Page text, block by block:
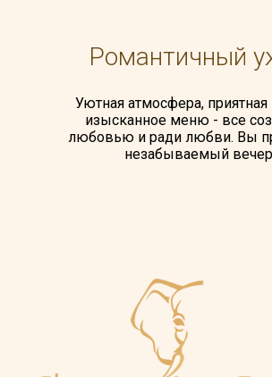
Романтичный
Уютная атмосфера,
изысканное меню - все
любовью и ради любви. Вы
незабываемый